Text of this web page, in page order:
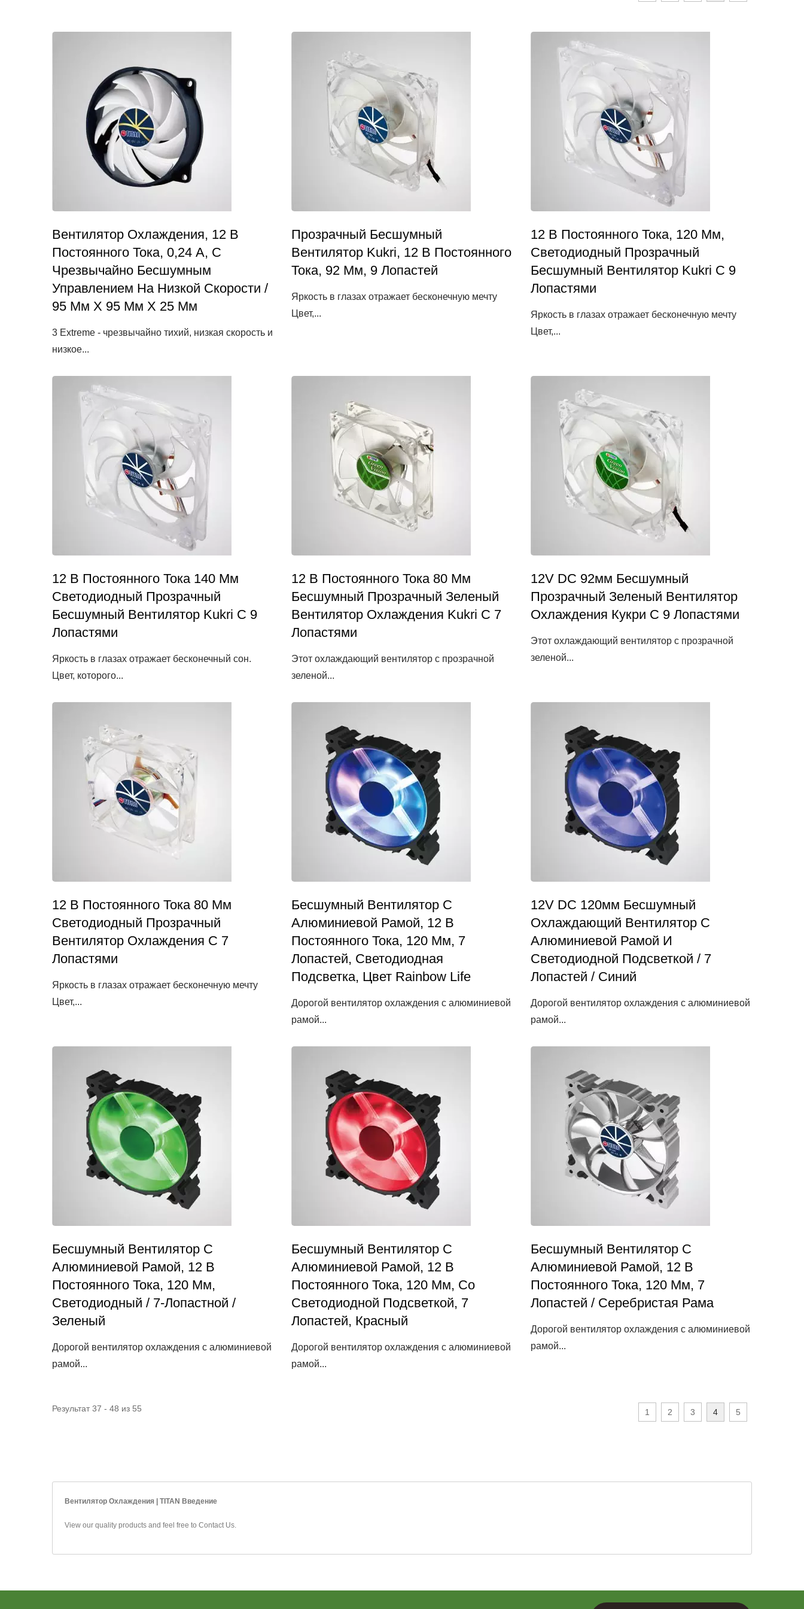
Вентилятор Охлаждения, 12 В
Постоянного Тока, 0,24 А, С
Чрезвычайно Бесшумным
Управлением На Низкой Скорости /
95 Мм X 95 Мм X 25 Мм
3 Extreme - чрезвычайно тихий, низкая скорость и
низкое...
Прозрачный Бесшумный
Вентилятор Kukri, 12 В Постоянного
Тока, 92 Мм, 9 Лопастей
Яркость в глазах отражает бесконечную мечту
Цвет,...
12 В Постоянного Тока, 120 Мм,
Светодиодный Прозрачный
Бесшумный Вентилятор Kukri С 9
Лопастями
Яркость в глазах отражает бесконечную мечту
Цвет,...
12 В Постоянного Тока 140 Мм
Светодиодный Прозрачный
Бесшумный Вентилятор Kukri С 9
Лопастями
Яркость в глазах отражает бесконечный сон.
Цвет, которого...
12 В Постоянного Тока 80 Мм
Бесшумный Прозрачный Зеленый
Вентилятор Охлаждения Kukri С 7
Лопастями
Этот охлаждающий вентилятор с прозрачной
зеленой...
12V DC 92мм Бесшумный
Прозрачный Зеленый Вентилятор
Охлаждения Кукри С 9 Лопастями
Этот охлаждающий вентилятор с прозрачной
зеленой...
12 В Постоянного Тока 80 Мм
Светодиодный Прозрачный
Вентилятор Охлаждения С 7
Лопастями
Яркость в глазах отражает бесконечную мечту
Цвет,...
Бесшумный Вентилятор С
Алюминиевой Рамой, 12 В
Постоянного Тока, 120 Мм, 7
Лопастей, Светодиодная
Подсветка, Цвет Rainbow Life
Дорогой вентилятор охлаждения с алюминиевой
рамой...
12V DC 120мм Бесшумный
Охлаждающий Вентилятор С
Алюминиевой Рамой И
Светодиодной Подсветкой / 7
Лопастей / Синий
Дорогой вентилятор охлаждения с алюминиевой
рамой...
Бесшумный Вентилятор С
Алюминиевой Рамой, 12 В
Постоянного Тока, 120 Мм,
Светодиодный / 7-Лопастной /
Зеленый
Дорогой вентилятор охлаждения с алюминиевой
рамой...
Бесшумный Вентилятор С
Алюминиевой Рамой, 12 В
Постоянного Тока, 120 Мм, Со
Светодиодной Подсветкой, 7
Лопастей, Красный
Дорогой вентилятор охлаждения с алюминиевой
рамой...
Бесшумный Вентилятор С
Алюминиевой Рамой, 12 В
Постоянного Тока, 120 Мм, 7
Лопастей / Серебристая Рама
Дорогой вентилятор охлаждения с алюминиевой
рамой...
Результат 37 - 48 из 55 1 2 3 4 5
Вентилятор Охлаждения | TITAN Введение
View our quality products and feel free to Contact Us.